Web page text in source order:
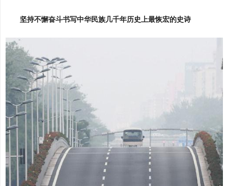
坚持不懈奋斗书写中华民族几千年历史上最恢宏的史诗